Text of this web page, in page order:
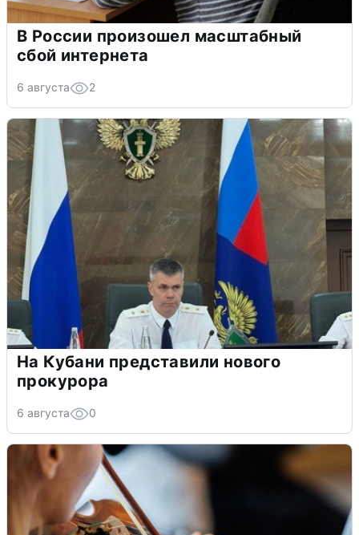
В России произошел масштабный
сбой интернета
6 августа 2
На Кубани представили нового
прокурора
6 августа 0